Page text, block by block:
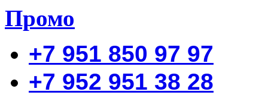
Промо
+7 951 850 97 97
+7 952 951 38 28